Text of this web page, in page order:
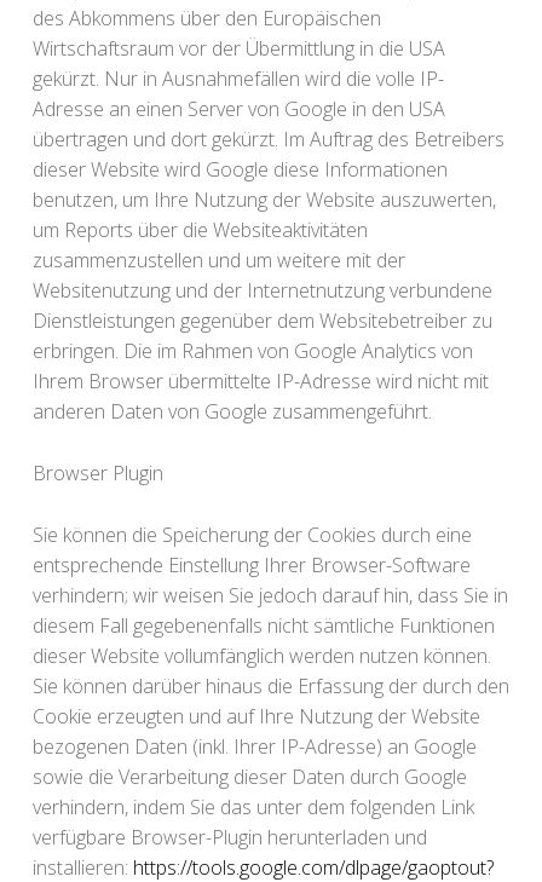
des Abkommens über den Europäischen
Wirtschaftsraum vor der Übermittlung in die USA
gekürzt. Nur in Ausnahmefällen wird die volle IP-
Adresse an einen Server von Google in den USA
übertragen und dort gekürzt. Im Auftrag des Betreibers
dieser Website wird Google diese Informationen
benutzen, um Ihre Nutzung der Website auszuwerten,
um Reports über die Websiteaktivitäten
zusammenzustellen und um weitere mit der
Websitenutzung und der Internetnutzung verbundene
Dienstleistungen gegenüber dem Websitebetreiber zu
erbringen. Die im Rahmen von Google Analytics von
Ihrem Browser übermittelte IP-Adresse wird nicht mit
anderen Daten von Google zusammengeführt.
Browser Plugin
Sie können die Speicherung der Cookies durch eine
entsprechende Einstellung Ihrer Browser-Software
verhindern; wir weisen Sie jedoch darauf hin, dass Sie in
diesem Fall gegebenenfalls nicht sämtliche Funktionen
dieser Website vollumfänglich werden nutzen können.
Sie können darüber hinaus die Erfassung der durch den
Cookie erzeugten und auf Ihre Nutzung der Website
bezogenen Daten (inkl. Ihrer IP-Adresse) an Google
sowie die Verarbeitung dieser Daten durch Google
verhindern, indem Sie das unter dem folgenden Link
verfügbare Browser-Plugin herunterladen und
installieren: https://tools.google.com/dlpage/gaoptout?